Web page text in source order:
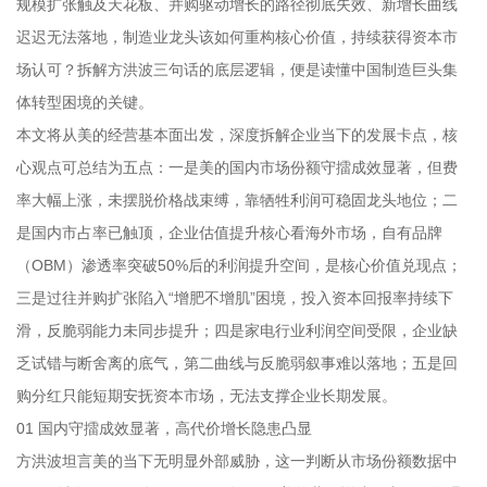
规模扩张触及天花板、并购驱动增长的路径彻底失效、新增长曲线
迟迟无法落地，制造业龙头该如何重构核心价值，持续获得资本市
场认可？拆解方洪波三句话的底层逻辑，便是读懂中国制造巨头集
体转型困境的关键。
本文将从美的经营基本面出发，深度拆解企业当下的发展卡点，核
心观点可总结为五点：一是美的国内市场份额守擂成效显著，但费
率大幅上涨，未摆脱价格战束缚，靠牺牲利润可稳固龙头地位；二
是国内市占率已触顶，企业估值提升核心看海外市场，自有品牌
（OBM）渗透率突破50%后的利润提升空间，是核心价值兑现点；
三是过往并购扩张陷入“增肥不增肌”困境，投入资本回报率持续下
滑，反脆弱能力未同步提升；四是家电行业利润空间受限，企业缺
乏试错与断舍离的底气，第二曲线与反脆弱叙事难以落地；五是回
购分红只能短期安抚资本市场，无法支撑企业长期发展。
01 国内守擂成效显著，高代价增长隐患凸显
方洪波坦言美的当下无明显外部威胁，这一判断从市场份额数据中